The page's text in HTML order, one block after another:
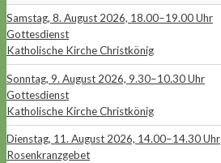
Samstag, 8. August 2026, 18.00–19.00 Uhr
Gottesdienst
Katholische Kirche Christkönig
Sonntag, 9. August 2026, 9.30–10.30 Uhr
Gottesdienst
Katholische Kirche Christkönig
Dienstag, 11. August 2026, 14.00–14.30 Uhr
Rosenkranzgebet